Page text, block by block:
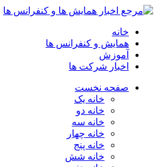
خانه
همایش و کنفرانس ها
آموزش
اخبار شرکت ها
صفحه نخست
خانه یک
خانه دو
خانه سه
خانه چهار
خانه پنج
خانه شش